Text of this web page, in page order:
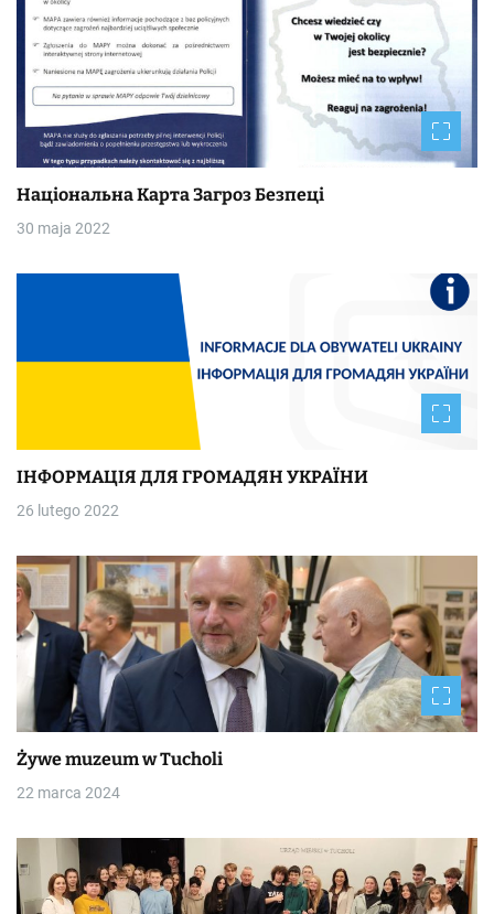
Національна Kapтa Загроз Безпеці
30 maja 2022
ІНФОРМАЦІЯ ДЛЯ ГРОМАДЯН УКРАЇНИ
26 lutego 2022
Żywe muzeum w Tucholi
22 marca 2024